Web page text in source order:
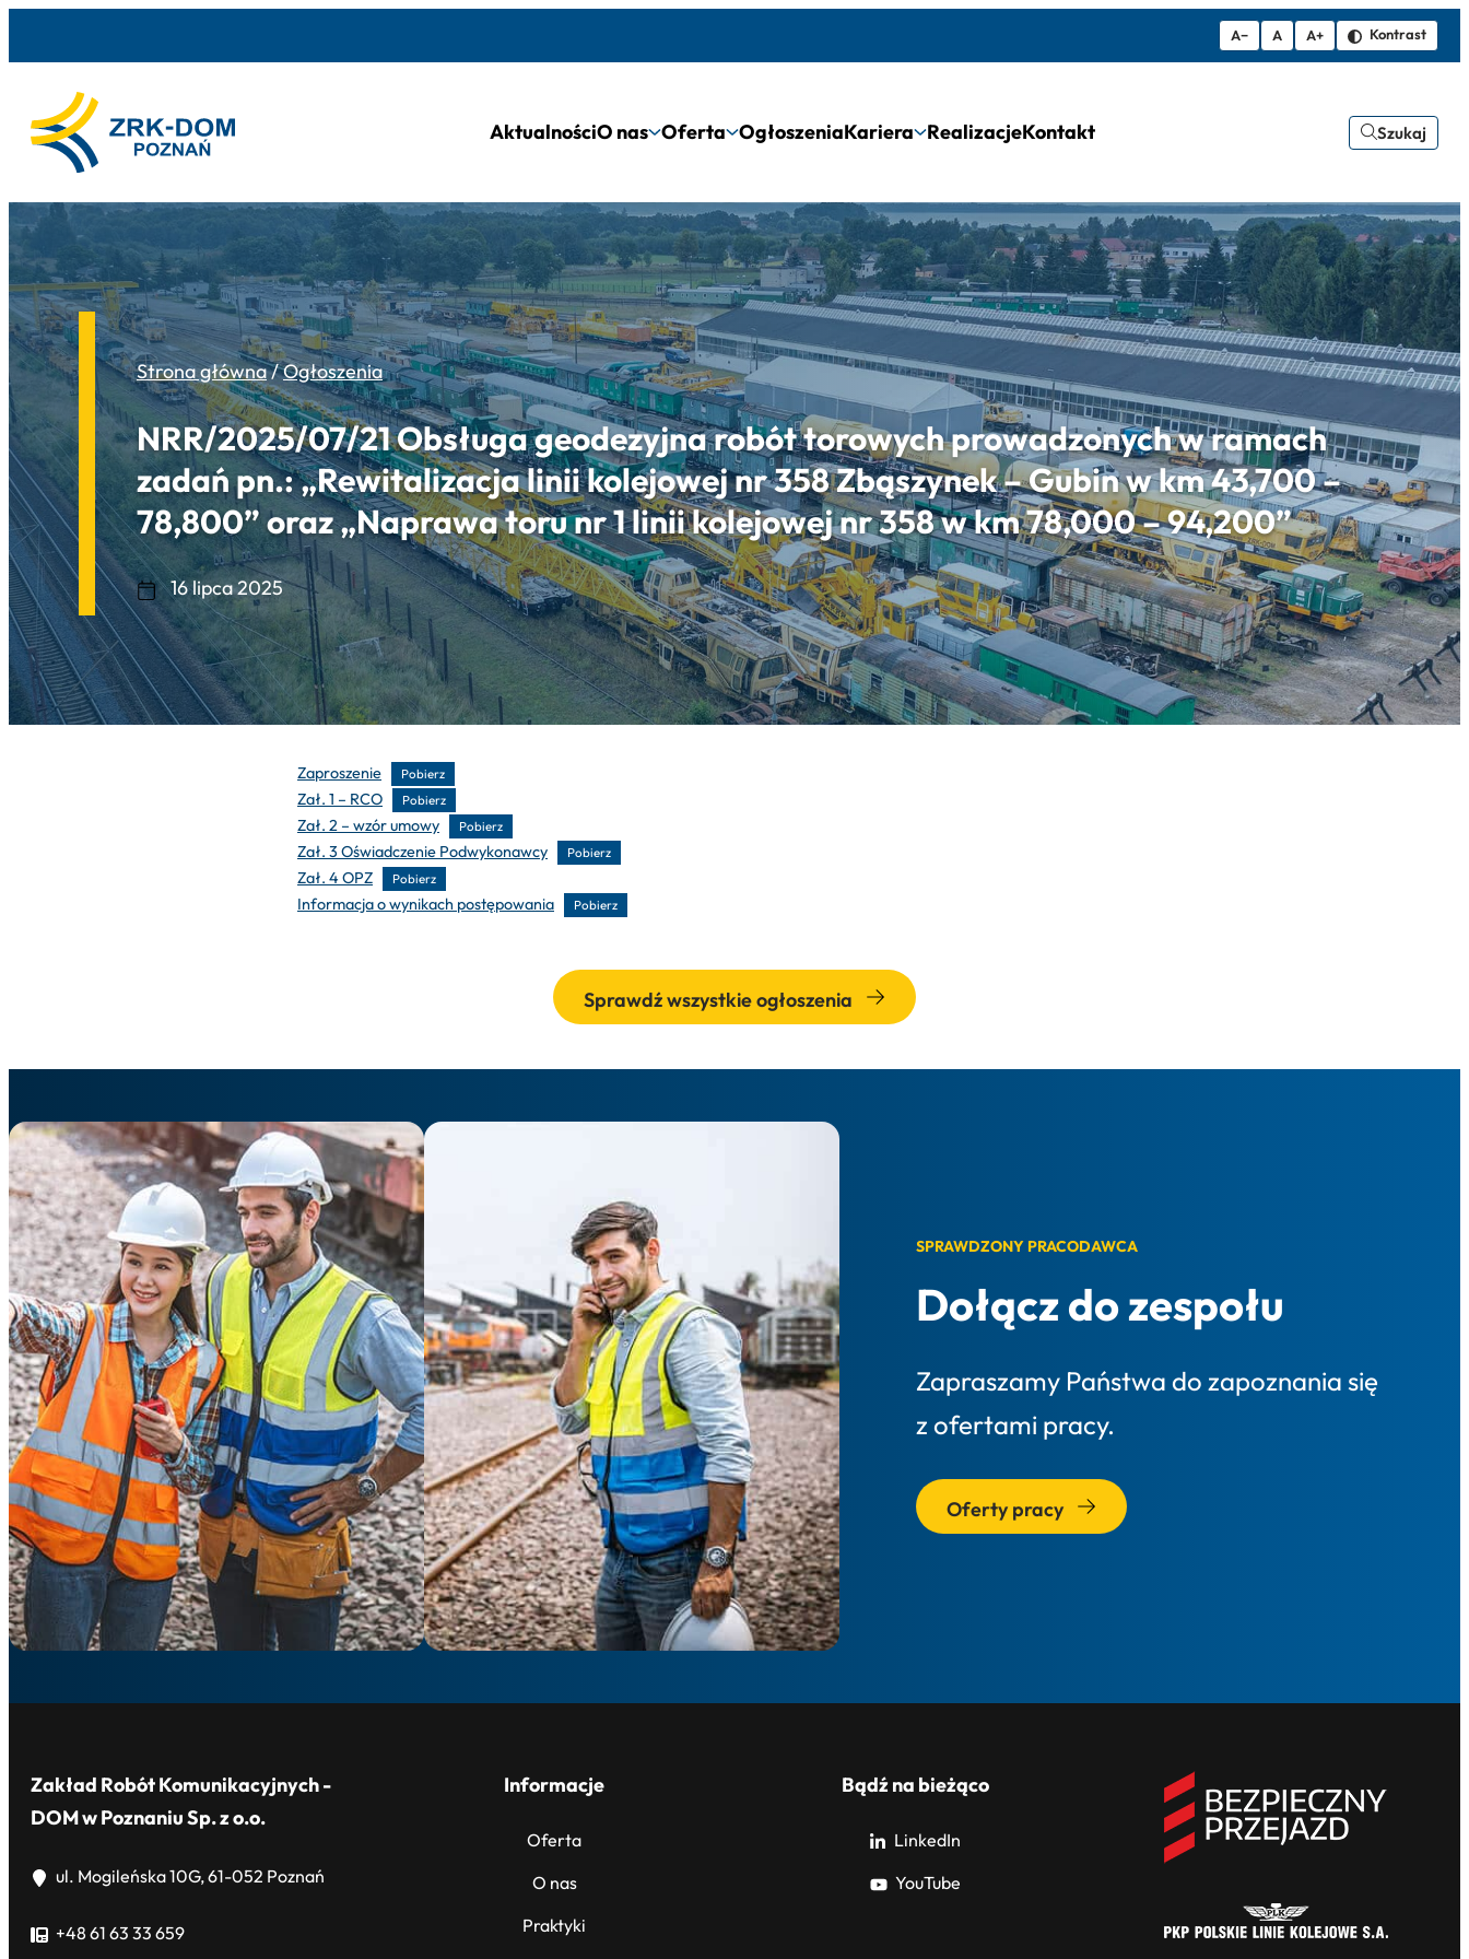
A− A A+ Kontrast
AktualnościO nas Oferta OgłoszeniaKariera RealizacjeKontakt Szukaj
Strona główna/Ogłoszenia
NRR/2025/07/21 Obsługa geodezyjna robót torowych prowadzonych w ramach
zadań pn.: „Rewitalizacja linii kolejowej nr 358 Zbąszynek – Gubin w km 43,700 –
78,800” oraz „Naprawa toru nr 1 linii kolejowej nr 358 w km 78,000 – 94,200”
16 lipca 2025
Zaproszenie Pobierz
Zał. 1 – RCO Pobierz
Zał. 2 – wzór umowy Pobierz
Zał. 3 Oświadczenie Podwykonawcy Pobierz
Zał. 4 OPZ Pobierz
Informacja o wynikach postępowania Pobierz
Sprawdź wszystkie ogłoszenia
SPRAWDZONY PRACODAWCA
Dołącz do zespołu
Zapraszamy Państwa do zapoznania się
z ofertami pracy.
Oferty pracy
Zakład Robót Komunikacyjnych -
DOM w Poznaniu Sp. z o.o.
ul. Mogileńska 10G, 61-052 Poznań
+48 61 63 33 659
Informacje
Oferta
O nas
Praktyki
Bądź na bieżąco
LinkedIn
YouTube